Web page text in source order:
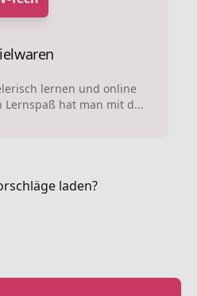
lernen und online
Lernspaß hat man mit d...
laden?